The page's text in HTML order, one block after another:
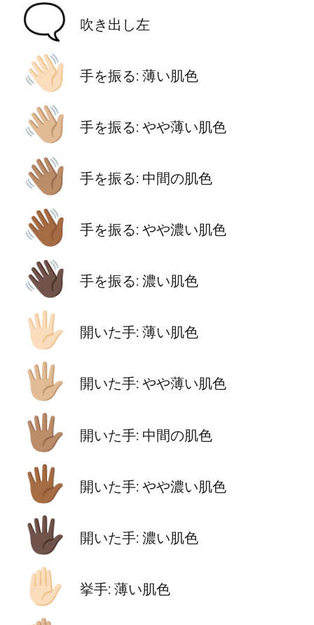
🗨️ 吹き出し左
👋🏻 手を振る: 薄い肌色
👋🏼 手を振る: やや薄い肌色
👋🏽 手を振る: 中間の肌色
👋🏾 手を振る: やや濃い肌色
👋🏿 手を振る: 濃い肌色
🖐🏻 開いた手: 薄い肌色
🖐🏼 開いた手: やや薄い肌色
🖐🏽 開いた手: 中間の肌色
🖐🏾 開いた手: やや濃い肌色
🖐🏿 開いた手: 濃い肌色
✋🏻 挙手: 薄い肌色